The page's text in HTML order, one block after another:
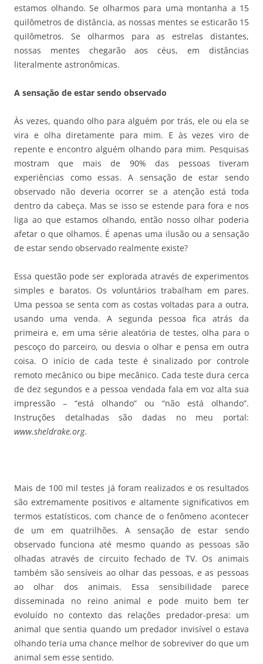
estamos olhando. Se olharmos para uma montanha a 15
quilômetros de distância, as nossas mentes se esticarão 15
quilômetros. Se olharmos para as estrelas distantes,
nossas mentes chegarão aos céus, em distâncias
literalmente astronômicas.
A sensação de estar sendo observado
Às vezes, quando olho para alguém por trás, ele ou ela se
vira e olha diretamente para mim. E às vezes viro de
repente e encontro alguém olhando para mim. Pesquisas
mostram que mais de 90% das pessoas tiveram
experiências como essas. A sensação de estar sendo
observado não deveria ocorrer se a atenção está toda
dentro da cabeça. Mas se isso se estende para fora e nos
liga ao que estamos olhando, então nosso olhar poderia
afetar o que olhamos. É apenas uma ilusão ou a sensação
de estar sendo observado realmente existe?
Essa questão pode ser explorada através de experimentos
simples e baratos. Os voluntários trabalham em pares.
Uma pessoa se senta com as costas voltadas para a outra,
usando uma venda. A segunda pessoa fica atrás da
primeira e, em uma série aleatória de testes, olha para o
pescoço do parceiro, ou desvia o olhar e pensa em outra
coisa. O início de cada teste é sinalizado por controle
remoto mecânico ou bipe mecânico. Cada teste dura cerca
de dez segundos e a pessoa vendada fala em voz alta sua
impressão – “está olhando” ou “não está olhando”.
Instruções detalhadas são dadas no meu portal:
www.sheldrake.org.
Mais de 100 mil testes já foram realizados e os resultados
são extremamente positivos e altamente significativos em
termos estatísticos, com chance de o fenômeno acontecer
de um em quatrilhões. A sensação de estar sendo
observado funciona até mesmo quando as pessoas são
olhadas através de circuito fechado de TV. Os animais
também são sensíveis ao olhar das pessoas, e as pessoas
ao olhar dos animais. Essa sensibilidade parece
disseminada no reino animal e pode muito bem ter
evoluído no contexto das relações predador-presa: um
animal que sentia quando um predador invisível o estava
olhando teria uma chance melhor de sobreviver do que um
animal sem esse sentido.